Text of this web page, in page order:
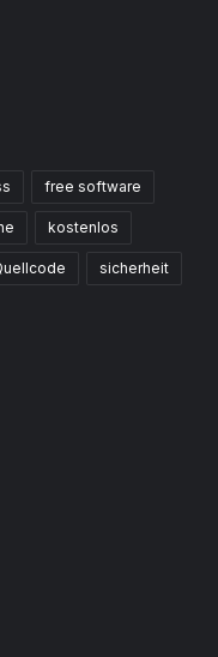
free software
kostenlos
sicherheit